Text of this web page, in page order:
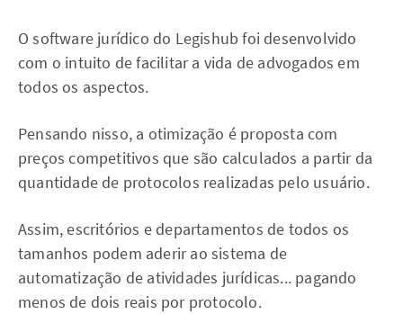
O software jurídico do Legishub foi desenvolvido
com o intuito de facilitar a vida de advogados em
todos os aspectos.
Pensando nisso, a otimização é proposta com
preços competitivos que são calculados a partir da
quantidade de protocolos realizadas pelo usuário.
Assim, escritórios e departamentos de todos os
tamanhos podem aderir ao sistema de
automatização de atividades jurídicas... pagando
menos de dois reais por protocolo.